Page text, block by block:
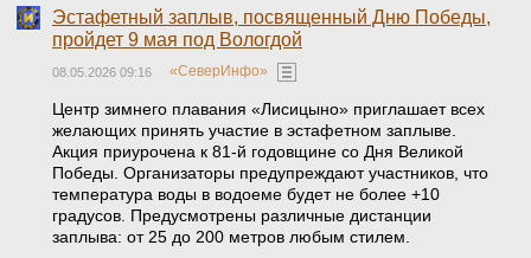
Эстафетный заплыв, посвященный Дню Победы,
пройдет 9 мая под Вологдой
08.05.2026 09:16 «СеверИнфо»
Центр зимнего плавания «Лисицыно» приглашает всех
желающих принять участие в эстафетном заплыве.
Акция приурочена к 81-й годовщине со Дня Великой
Победы. Организаторы предупреждают участников, что
температура воды в водоеме будет не более +10
градусов. Предусмотрены различные дистанции
заплыва: от 25 до 200 метров любым стилем.